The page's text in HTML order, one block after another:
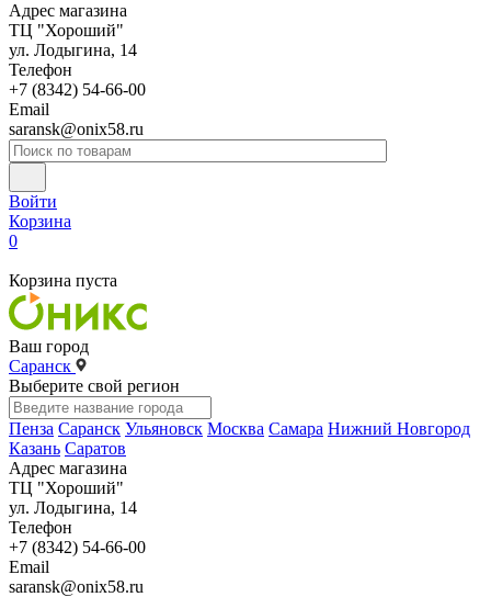
Адрес магазина
ТЦ "Хороший"
ул. Лодыгина, 14
Телефон
+7 (8342) 54-66-00
Email
saransk@onix58.ru
Войти
Корзина
0
Корзина пуста
Ваш город
Саранск
Выберите свой регион
Пенза Саранск Ульяновск Москва Самара Нижний Новгород
Казань Саратов
Адрес магазина
ТЦ "Хороший"
ул. Лодыгина, 14
Телефон
+7 (8342) 54-66-00
Email
saransk@onix58.ru